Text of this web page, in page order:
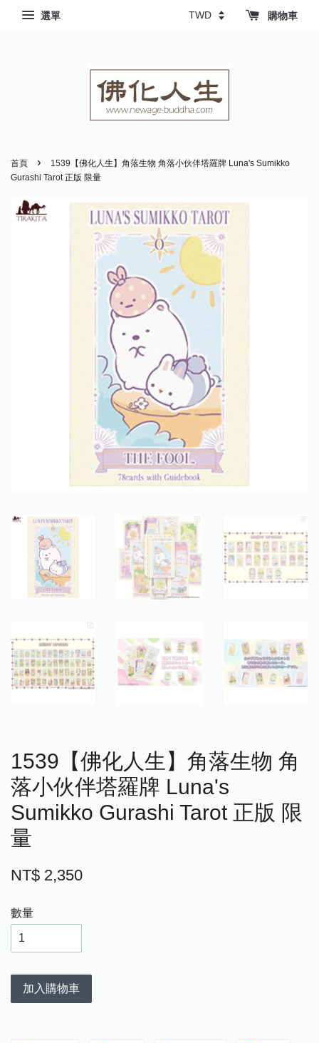
選單 購物車
首頁 ›
1539【佛化人生】角落生物 角落小伙伴塔羅牌 Luna's Sumikko
Gurashi Tarot 正版 限量
1539【佛化人生】角落生物 角
落小伙伴塔羅牌 Luna's
Sumikko Gurashi Tarot 正版 限
量
NT$ 2,350
數量
加入購物車